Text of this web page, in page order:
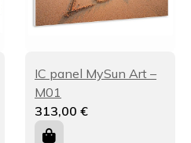
IC panel MySun Art –
M01
313,00 €